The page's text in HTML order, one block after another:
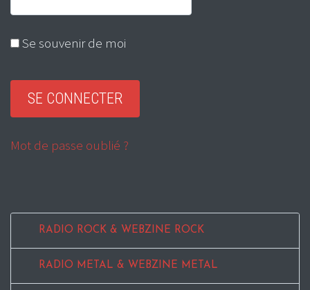
Se souvenir de moi
Mot de passe oublié ?
RADIO ROCK & WEBZINE ROCK
RADIO METAL & WEBZINE METAL